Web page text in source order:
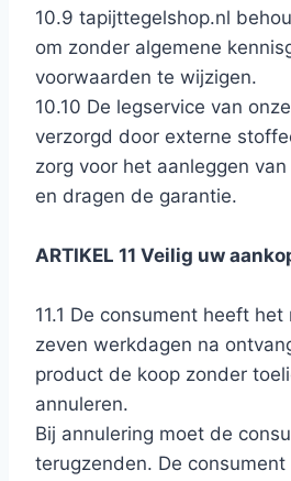
10.9 tapijttegelshop.nl
om zonder algemene
voorwaarden te wijzigen.
10.10 De legservice van
verzorgd door externe
zorg voor het aanleggen
en dragen de garantie.
ARTIKEL 11 Veilig uw
11.1 De consument heeft
zeven werkdagen na
product de koop zonder
annuleren.
Bij annulering moet de
terugzenden. De